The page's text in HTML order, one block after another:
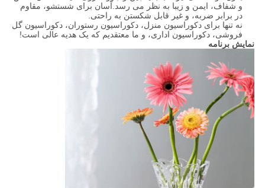
و شفاف، ایمن و زیبا به نظر می رسد.آسان برای شستشو، مقاوم
در برابر ضربه، و غیر قابل شکستن به راحتی.
نه تنها برای دکوراسیون منزل، دکوراسیون رستوران، دکوراسیون گل
فروشی، دکوراسیون اداری، و ما معتقدیم که یک هدیه عالی است!
نمایش برنامه